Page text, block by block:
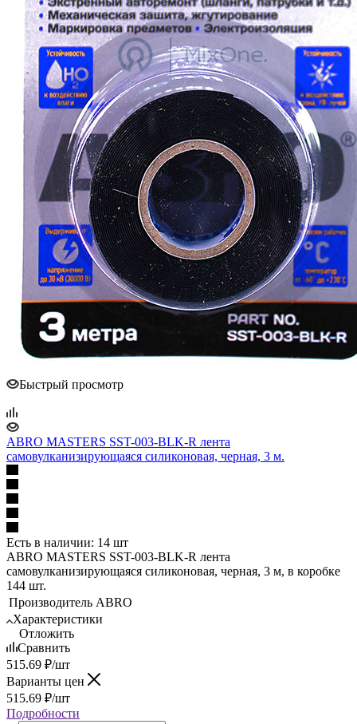
Быстрый просмотр
ABRO MASTERS SST-003-BLK-R лента
самовулканизирующаяся силиконовая, черная, 3 м.
Есть в наличии: 14 шт
ABRO MASTERS SST-003-BLK-R лента
самовулканизирующаяся силиконовая, черная, 3 м, в коробке
144 шт.
Производитель ABRO
Характеристики
Отложить
Сравнить
515.69 ₽/шт
Варианты цен
515.69 ₽/шт
Подробности